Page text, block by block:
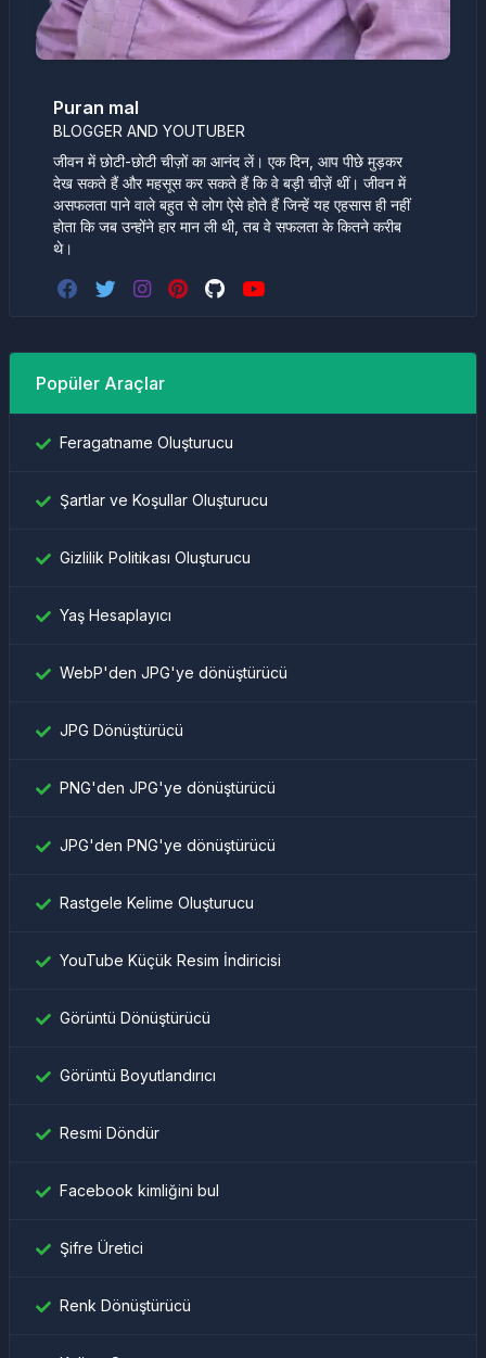
Puran mal
BLOGGER AND YOUTUBER
जीवन में छोटी-छोटी चीज़ों का आनंद लें। एक दिन, आप पीछे मुड़कर
देख सकते हैं और महसूस कर सकते हैं कि वे बड़ी चीज़ें थीं। जीवन में
असफलता पाने वाले बहुत से लोग ऐसे होते हैं जिन्हें यह एहसास ही नहीं
होता कि जब उन्होंने हार मान ली थी, तब वे सफलता के कितने करीब
थे।
Popüler Araçlar
Feragatname Oluşturucu
Şartlar ve Koşullar Oluşturucu
Gizlilik Politikası Oluşturucu
Yaş Hesaplayıcı
WebP'den JPG'ye dönüştürücü
JPG Dönüştürücü
PNG'den JPG'ye dönüştürücü
JPG'den PNG'ye dönüştürücü
Rastgele Kelime Oluşturucu
YouTube Küçük Resim İndiricisi
Görüntü Dönüştürücü
Görüntü Boyutlandırıcı
Resmi Döndür
Facebook kimliğini bul
Şifre Üretici
Renk Dönüştürücü